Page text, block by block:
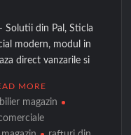
Solutii din Pal, Sticla
modern, modul in
direct vanzarile si
MORE
magazin